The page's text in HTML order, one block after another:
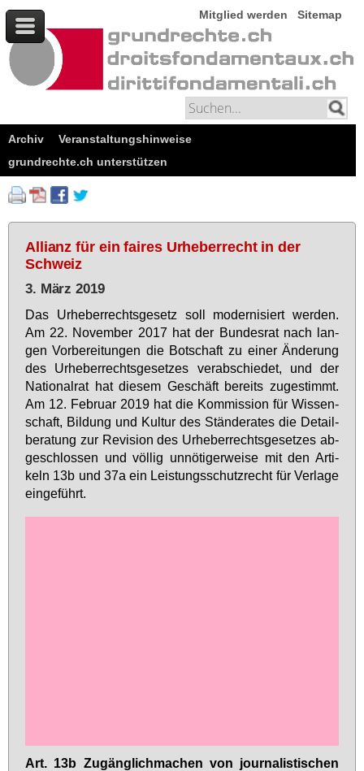
Mitglied werden Sitemap
Archiv
Veranstaltungshinweise
grundrechte.ch unterstützen
Allianz für ein faires Urheberrecht in der
Schweiz
3. März 2019
Das Ur­he­ber­rechts­ge­setz soll mo­der­ni­siert wer­den.
Am 22. No­vem­ber 2017 hat der Bun­des­rat nach lan­
gen Vor­be­rei­tun­gen die Bot­schaft zu ei­ner Än­de­rung
des Ur­he­ber­rechts­ge­set­zes ver­ab­schie­det, und der
Na­tio­nal­rat hat die­sem Ge­schäft be­reits zu­ge­stimmt.
Am 12. Fe­bru­ar 2019 hat die Kom­mis­si­on für Wis­sen­
schaft, Bil­dung und Kul­tur des Stän­de­ra­tes die De­tail­
be­ra­tung zur Re­vi­si­on des Ur­he­ber­rechts­ge­set­zes ab­
ge­schlos­sen und völ­lig un­nö­ti­ger­wei­se mit den Ar­ti­
keln 13b und 37a ein Leis­tungs­schutz­recht für Ver­la­ge
ein­ge­führt.
Art. 13b Zu­gäng­lich­ma­chen von jour­na­lis­ti­schen